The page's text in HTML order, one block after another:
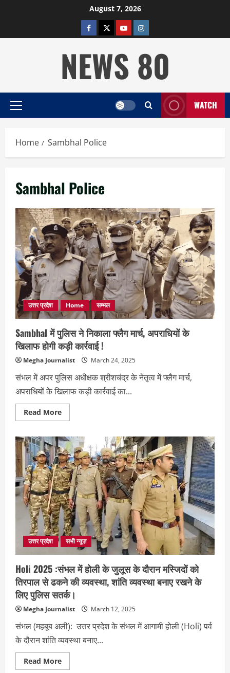
August 7, 2026
facebooktwitterYOUTUBE
instagram
NEWS 80
Primary
WATCH
Home Sambhal Police
Sambhal Police
उत्तर प्रदेश Home सम्भल
Sambhal में पुलिस ने निकाला फ्लैग मार्च, अपराधियों के
खिलाफ होगी कड़ी कार्रवाई !
Megha Journalist March 24, 2025
संभल में अपर पुलिस अधीक्षक श्रीशचंद्र के नेतृत्व में फ्लैग मार्च,
अपराधियों के खिलाफ कड़ी कार्रवाई का...
Read MoreRead
more
में
पुलिस
ने
निकाला
फ्लैग
मार्च,
अपराधियों
के
खिलाफ
होगी
कड़ी
कार्रवाई
उत्तर प्रदेश सभी न्यूज़
Holi 2025 :संभल में होली के जुलूस के दौरान मस्जिदों को
तिरपाल से ढकने की व्यवस्था, शांति व्यवस्था बनाए रखने के
लिए पुलिस सतर्क।
Megha Journalist March 12, 2025
संभल (महबूब अली): उत्तर प्रदेश के संभल में आगामी होली (Holi) पर्व
के दौरान शांति व्यवस्था बनाए...
Read MoreRead
more